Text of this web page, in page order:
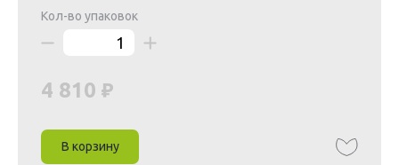
Кол-во упаковок
4 810
В корзину